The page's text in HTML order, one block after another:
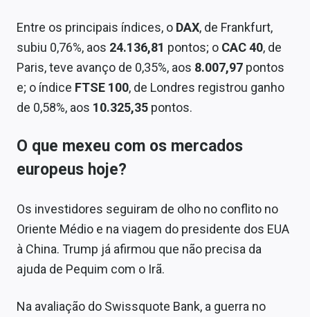
Contato
Entre os principais índices, o DAX, de Frankfurt,
subiu 0,76%, aos 24.136,81 pontos; o CAC 40, de
Paris, teve avanço de 0,35%, aos 8.007,97 pontos
e; o índice FTSE 100, de Londres registrou ganho
de 0,58%, aos 10.325,35 pontos.
O que mexeu com os mercados
europeus hoje?
Os investidores seguiram de olho no conflito no
Oriente Médio e na viagem do presidente dos EUA
à China. Trump já afirmou que não precisa da
ajuda de Pequim com o Irã.
Na avaliação do Swissquote Bank, a guerra no